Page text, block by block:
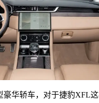
豪华轿车，对于捷豹XFL